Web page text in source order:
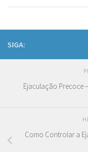
SIGA:
Ejaculação Precoce
Como Controlar a